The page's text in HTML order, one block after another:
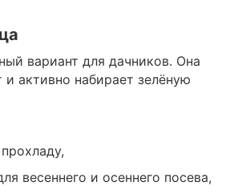
вариант для дачников. Она
активно набирает зелёную
весеннего и осеннего посева,